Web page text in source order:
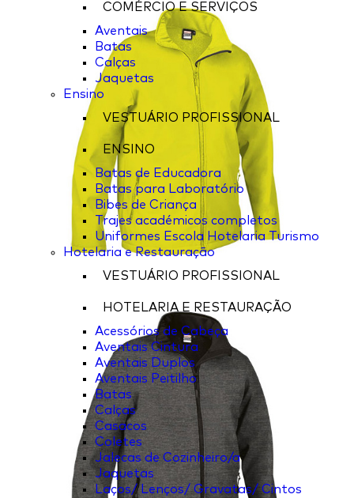
COMÉRCIO E SERVIÇOS
Aventais
Batas
Calças
Jaquetas
Ensino
VESTUÁRIO PROFISSIONAL
ENSINO
Batas de Educadora
Batas para Laboratório
Bibes de Criança
Trajes académicos completos
Uniformes Escola Hotelaria Turismo
Hotelaria e Restauração
VESTUÁRIO PROFISSIONAL
HOTELARIA E RESTAURAÇÃO
Acessórios de Cabeça
Aventais Cintura
Aventais Duplos
Aventais Peitilho
Batas
Calças
Casacos
Coletes
Jalecas de Cozinheiro/a
Jaquetas
Laços/ Lenços/ Gravatas/ Cintos